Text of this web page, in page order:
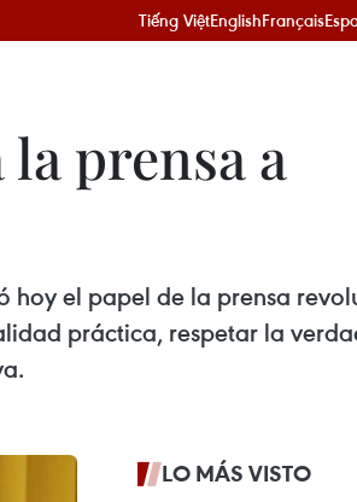
Tiếng ViệtEnglishFrançais
prensa a
hoy el papel de la prensa
práctica, respetar la
LO MÁS VISTO